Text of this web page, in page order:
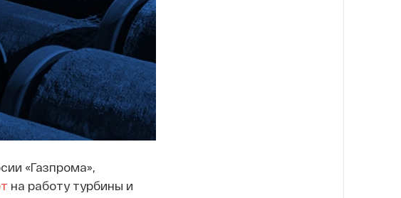
«Газпрома»,
на работу турбины и